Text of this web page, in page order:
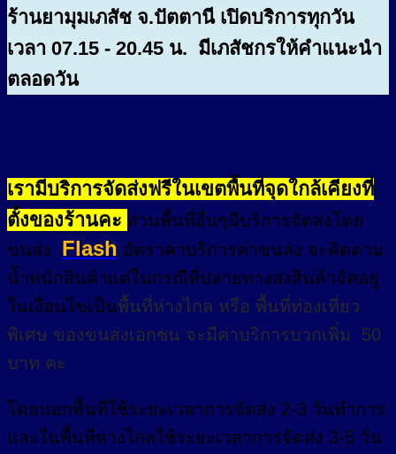
ร้านยามุมเภสัช จ.ปัตตานี เปิดบริการทุกวัน
เวลา 07.15 - 20.45 น. มีเภสัชกรให้คำแนะนำ
ตลอดวัน
เรามีบริการจัดส่งฟรีในเขตพื้นที่จุดใกล้เคียงที่
ตั้งของร้านคะ ส่วนพื้นที่อื่นๆมีบริการจัดส่งโดย
ขนส่ง Flash อัตราค่าบริการค่าขนส่ง จะคิดตาม
น้ำหนักสินค้าแต่ในกรณีที่ปลายทางส่งสินค้าจัดอยู่
ในเงื่อนไขเป็นพื้นที่ห่างไกล หรือ พื้นที่ท่องเที่ยว
พิเศษ ของขนส่งเอกชน จะมีค่าบริการบวกเพิ่ม 50
บาท คะ
โดยนอกพื้นที่ใช้ระยะเวลาการจัดส่ง 2-3 วันทำการ
และในพื้นที่ห่างไกลใช้ระยะเวลาการจัดส่ง 3-5 วัน